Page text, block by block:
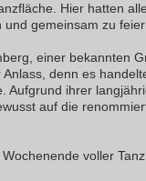
Hier hatten alle
gemeinsam zu
einer bekannten
denn es
Aufgrund ihrer
auf die
voller Tanz,